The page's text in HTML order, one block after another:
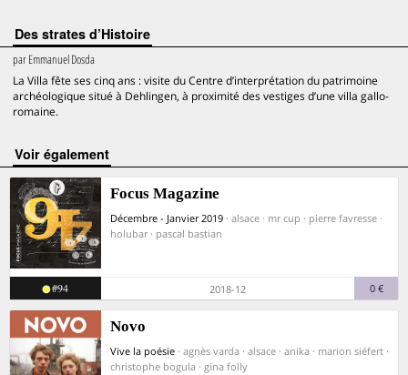
Des strates d’Histoire
parEmmanuel Dosda
La Villa fête ses cinq ans : visite du Centre d’interprétation du patrimoine
archéologique situé à Dehlingen, à proximité des vestiges d’une villa gallo-
romaine.
voir également
Focus Magazine
Décembre - Janvier 2019 · alsace · mr cup · pierre favresse ·
holubar · pascal bastian
#94 2018-12 0 €
Novo
Vive la poésie · agnès varda · alsace · anika · marion siéfert ·
christophe bogula · gina folly